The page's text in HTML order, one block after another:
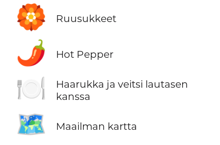
🏵️ Ruusukkeet
🌶️ Hot Pepper
🍽️
Haarukka ja veitsi lautasen
kanssa
🗺️ Maailman kartta